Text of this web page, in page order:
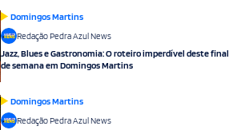
Domingos Martins
Redação Pedra Azul News
Jazz, Blues e Gastronomia: O roteiro imperdível deste final
de semana em Domingos Martins
Domingos Martins
Redação Pedra Azul News